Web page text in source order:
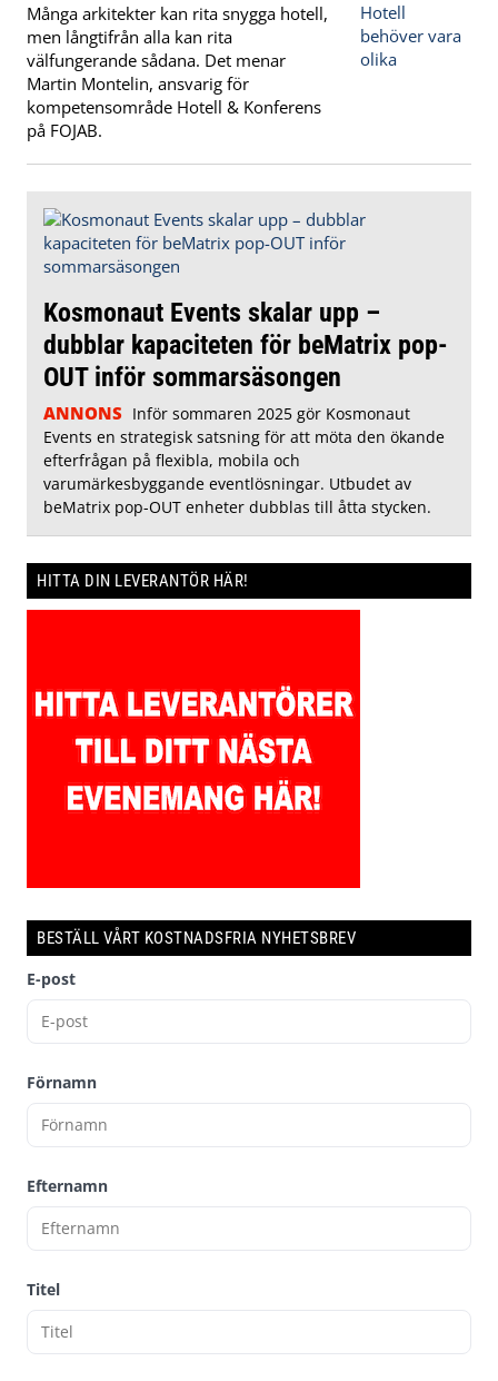
Många arkitekter kan rita snygga hotell,
men långtifrån alla kan rita
välfungerande sådana. Det menar
Martin Montelin, ansvarig för
kompetensområde Hotell & Konferens
på FOJAB.
Kosmonaut Events skalar upp –
dubblar kapaciteten för beMatrix pop-
OUT inför sommarsäsongen
ANNONS Inför sommaren 2025 gör Kosmonaut
Events en strategisk satsning för att möta den ökande
efterfrågan på flexibla, mobila och
varumärkesbyggande eventlösningar. Utbudet av
beMatrix pop-OUT enheter dubblas till åtta stycken.
HITTA DIN LEVERANTÖR HÄR!
BESTÄLL VÅRT KOSTNADSFRIA NYHETSBREV
E-post
Förnamn
Efternamn
Titel